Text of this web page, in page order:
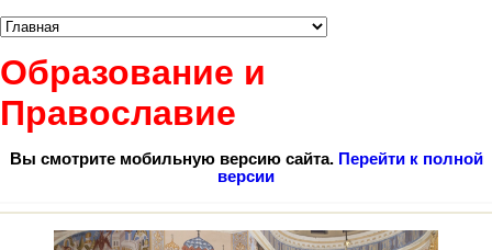
Образование и
Православие
Вы смотрите мобильную версию сайта. Перейти к полной
версии